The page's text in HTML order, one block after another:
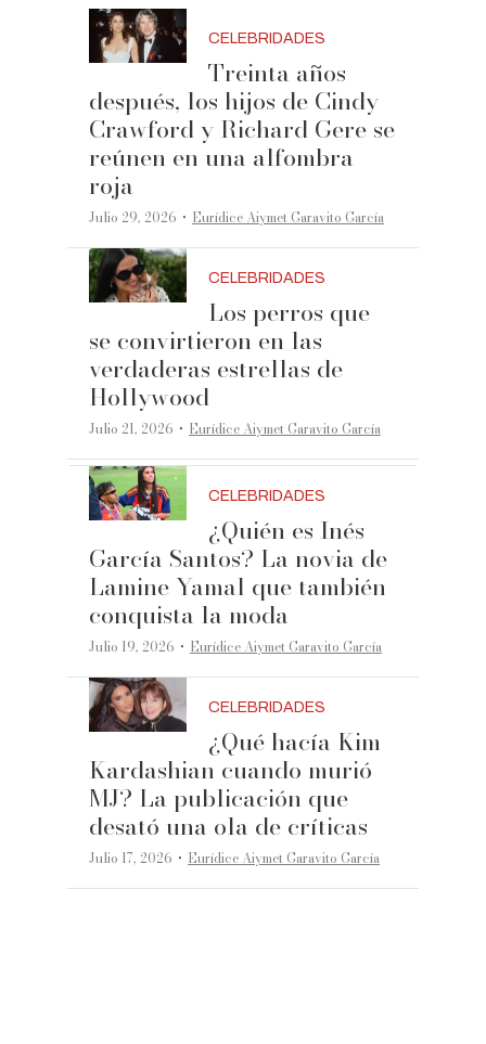
CELEBRIDADES
Treinta años
después, los hijos de Cindy
Crawford y Richard Gere se
reúnen en una alfombra
roja
Julio 29, 2026 ·Eurídice Aiymet Garavito García
CELEBRIDADES
Los perros que
se convirtieron en las
verdaderas estrellas de
Hollywood
Julio 21, 2026 ·Eurídice Aiymet Garavito García
CELEBRIDADES
¿Quién es Inés
García Santos? La novia de
Lamine Yamal que también
conquista la moda
Julio 19, 2026 ·Eurídice Aiymet Garavito García
CELEBRIDADES
¿Qué hacía Kim
Kardashian cuando murió
MJ? La publicación que
desató una ola de críticas
Julio 17, 2026 ·Eurídice Aiymet Garavito García